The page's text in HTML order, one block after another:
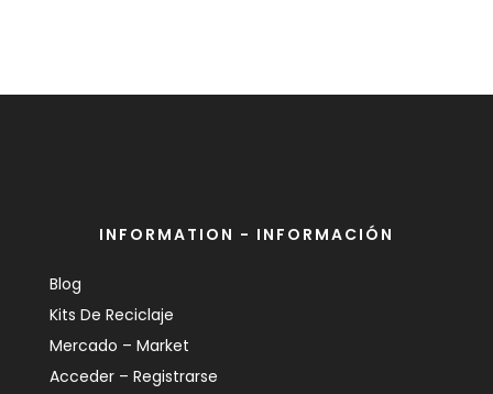
INFORMATION - INFORMACIÓN
Blog
Kits De Reciclaje
Mercado – Market
Acceder – Registrarse